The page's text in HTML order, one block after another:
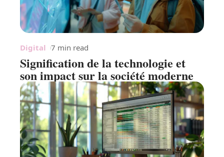
Digital 7 min read
Signification de la technologie et
son impact sur la société moderne